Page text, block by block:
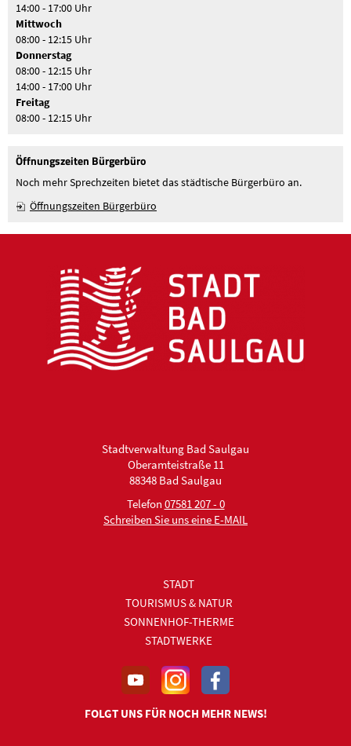
14:00 - 17:00 Uhr
Mittwoch
08:00 - 12:15 Uhr
Donnerstag
08:00 - 12:15 Uhr
14:00 - 17:00 Uhr
Freitag
08:00 - 12:15 Uhr
Öffnungszeiten Bürgerbüro
Noch mehr Sprechzeiten bietet das städtische Bürgerbüro an.
Öffnungszeiten Bürgerbüro
Stadtverwaltung Bad Saulgau
Oberamteistraße 11
88348 Bad Saulgau
Telefon 07581 207 - 0
Schreiben Sie uns eine E-MAIL
STADT
TOURISMUS & NATUR
SONNENHOF-THERME
STADTWERKE
FOLGT UNS FÜR NOCH MEHR NEWS!